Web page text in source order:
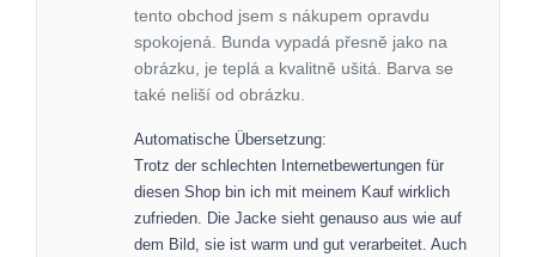
tento obchod jsem s nákupem opravdu
spokojená. Bunda vypadá přesně jako na
obrázku, je teplá a kvalitně ušitá. Barva se
také neliší od obrázku.
Automatische Übersetzung:
Trotz der schlechten Internetbewertungen für
diesen Shop bin ich mit meinem Kauf wirklich
zufrieden. Die Jacke sieht genauso aus wie auf
dem Bild, sie ist warm und gut verarbeitet. Auch